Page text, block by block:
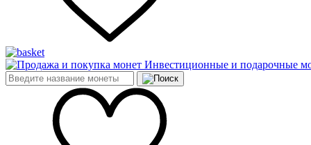
Инвестиционные и подарочные